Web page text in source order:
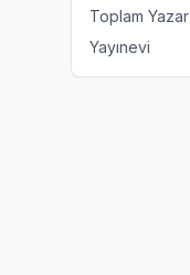
Toplam Yazar
Yayınevi